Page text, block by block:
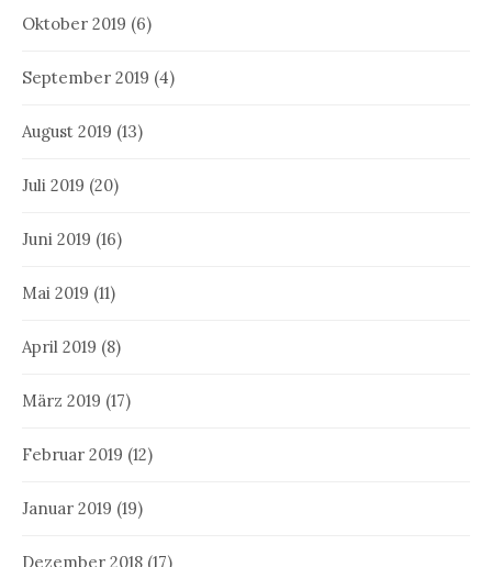
Oktober 2019 (6)
September 2019 (4)
August 2019 (13)
Juli 2019 (20)
Juni 2019 (16)
Mai 2019 (11)
April 2019 (8)
März 2019 (17)
Februar 2019 (12)
Januar 2019 (19)
Dezember 2018 (17)